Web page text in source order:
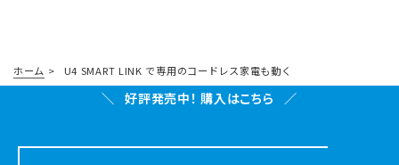
ホーム > U4 SMART LINK で専用のコードレス家電も動く
好評発売中！ 購入はこちら